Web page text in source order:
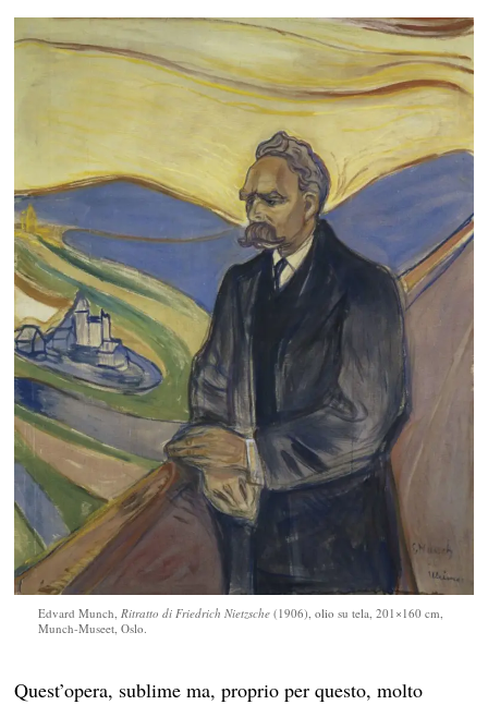
Edvard Munch, Ritratto di Friedrich Nietzsche(1906), olio su tela, 201×160 cm,
Munch-Museet, Oslo.
Quest’opera, sublime ma, proprio per questo, molto